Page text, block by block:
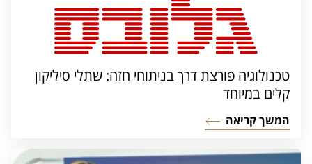
טכנולוגיה פורצת דרך בניתוחי חזה: שתלי סיליקון
קלים במיוחד
המשך קריאה